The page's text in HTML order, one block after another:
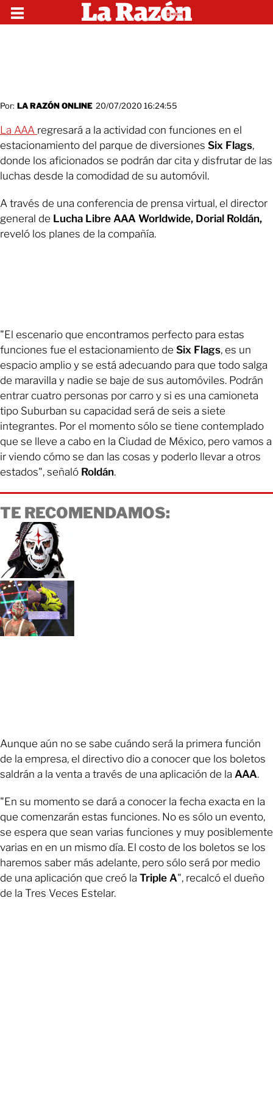
Por: LA RAZÓN ONLINE 20/07/2020 16:24:55
La AAA regresará a la actividad con funciones en el
estacionamiento del parque de diversiones Six Flags,
donde los aficionados se podrán dar cita y disfrutar de las
luchas desde la comodidad de su automóvil.
A través de una conferencia de prensa virtual, el director
general de Lucha Libre AAA Worldwide, Dorial Roldán,
reveló los planes de la compañía.
"El escenario que encontramos perfecto para estas
funciones fue el estacionamiento de Six Flags, es un
espacio amplio y se está adecuando para que todo salga
de maravilla y nadie se baje de sus automóviles. Podrán
entrar cuatro personas por carro y si es una camioneta
tipo Suburban su capacidad será de seis a siete
integrantes. Por el momento sólo se tiene contemplado
que se lleve a cabo en la Ciudad de México, pero vamos a
ir viendo cómo se dan las cosas y poderlo llevar a otros
estados", señaló Roldán.
TE RECOMENDAMOS:
Aunque aún no se sabe cuándo será la primera función
de la empresa, el directivo dio a conocer que los boletos
saldrán a la venta a través de una aplicación de la AAA.
"En su momento se dará a conocer la fecha exacta en la
que comenzarán estas funciones. No es sólo un evento,
se espera que sean varias funciones y muy posiblemente
varias en en un mismo día. El costo de los boletos se los
haremos saber más adelante, pero sólo será por medio
de una aplicación que creó la Triple A", recalcó el dueño
de la Tres Veces Estelar.